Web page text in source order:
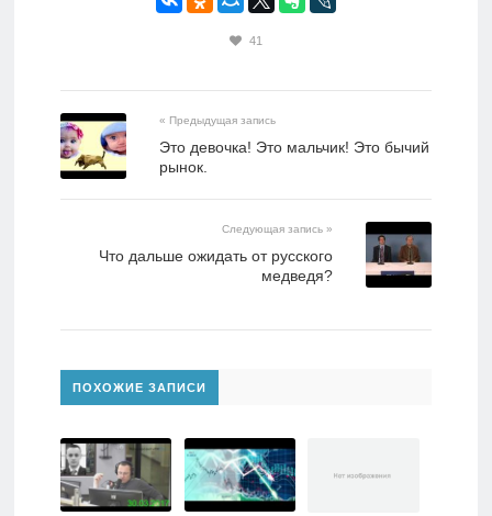
41
« Предыдущая запись
Это девочка! Это мальчик! Это бычий
рынок.
Следующая запись »
Что дальше ожидать от русского
медведя?
ПОХОЖИЕ ЗАПИСИ